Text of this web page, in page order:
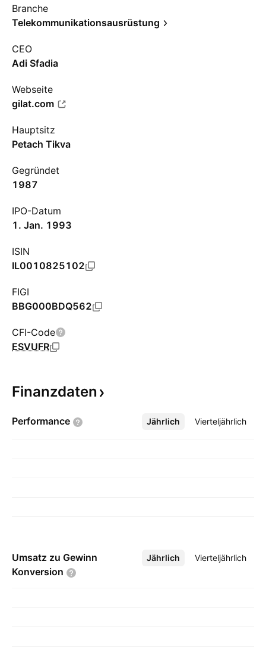
Branche
Telekommunikationsausrüstung
CEO
Adi Sfadia
Webseite
gilat.com
Hauptsitz
Petach Tikva
Gegründet
1987
IPO-Datum
1. Jan. 1993
ISIN
IL0010825102
FIGI
BBG000BDQ562
CFI-Code
ESVUFR
Finanzdaten
Performance Jährlich Vierteljährlich
Mehr
Umsatz zu Gewinn
Konversion
Jährlich Vierteljährlich
Mehr